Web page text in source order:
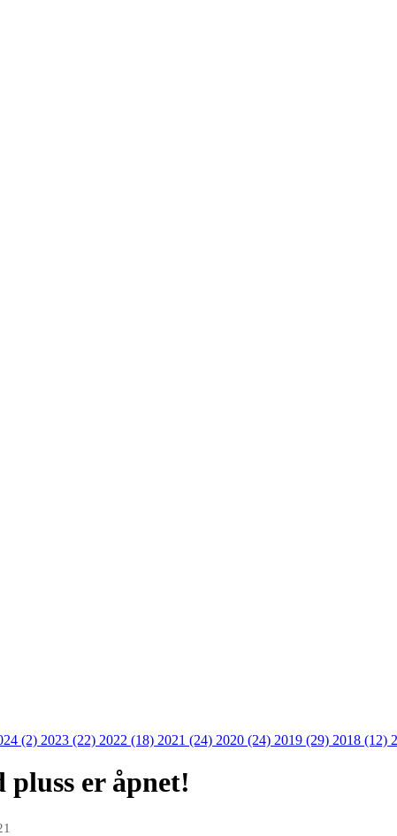
(2) 2023 (22) 2022 (18) 2021 (24) 2020 (24) 2019 (29) 2018 (12)
er åpnet!